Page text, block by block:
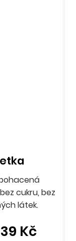
cukru, bez
látek.
39 Kč